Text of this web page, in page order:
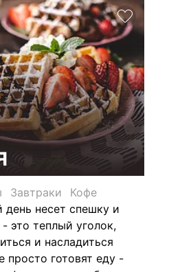
Завтраки
Кофе
несет спешку и
это теплый уголок,
и насладиться
просто готовят еду -